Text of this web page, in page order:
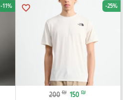
favorite_border -25%
200 ₪ 150 ₪
-11%